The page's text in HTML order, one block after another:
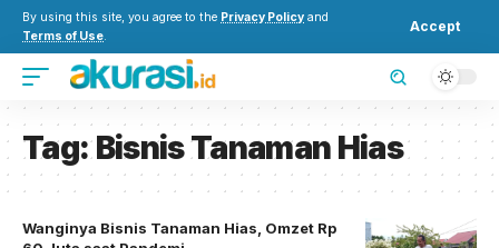
By using this site, you agree to the Privacy Policy and
Terms of Use.
Accept
Tag:Bisnis Tanaman Hias
Wanginya Bisnis Tanaman Hias, Omzet Rp